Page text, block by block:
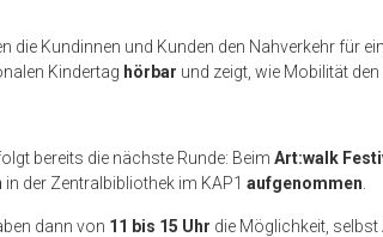
die Kundinnen und Kunden den Nahverkehr für
Kindertag hörbar und zeigt, wie Mobilität den
bereits die nächste Runde: Beim Art:walk
in der Zentralbibliothek im KAP1 aufgenommen
dann von 11 bis 15 Uhr die Möglichkeit, selbst